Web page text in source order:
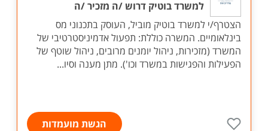
למשרד בוטיק דרוש /ה מזכיר /ה
הצטרף/י למשרד בוטיק מוביל, העוסק בתכנוני מס
בינלאומיים. המשרה כוללת: תפעול אדמיניסטרטיבי של
המשרד (מזכירות, ניהול יומנים מרובים, ניהול שוטף של
הפעילות והפגישות במשרד וכו'). מתן מענה וסיו...
הגשת מועמדות